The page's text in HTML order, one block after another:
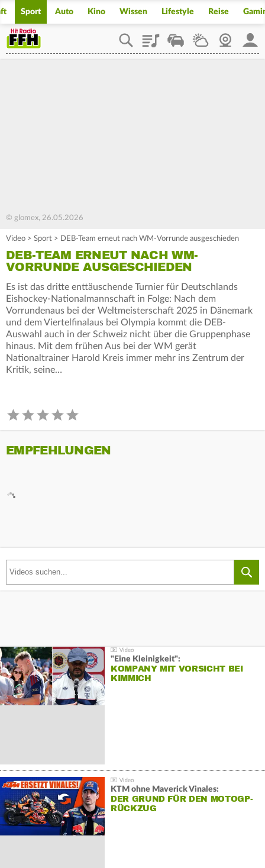
Sport Auto Kino Wissen Lifestyle Reise
PlaylistStaupilotWetterWebcam
© glomex, 26.05.2026
Video > Sport > DEB-Team erneut nach WM-Vorrunde ausgeschieden
DEB-TEAM ERNEUT NACH WM-
VORRUNDE AUSGESCHIEDEN
Es ist das dritte enttäuschende Turnier für Deutschlands
Eishockey-Nationalmannschaft in Folge: Nach dem
Vorrundenaus bei der Weltmeisterschaft 2025 in Dänemark
und dem Viertelfinalaus bei Olympia kommt die DEB-
Auswahl auch in der Schweiz nicht über die Gruppenphase
hinaus. Mit dem frühen Aus bei der WM gerät
Nationaltrainer Harold Kreis immer mehr ins Zentrum der
Kritik, seine…
EMPFEHLUNGEN
"Eine Kleinigkeit":
KOMPANY MIT VORSICHT BEI
KIMMICH
KTM ohne Maverick Vinales:
DER GRUND FÜR DEN MOTOGP-
RÜCKZUG